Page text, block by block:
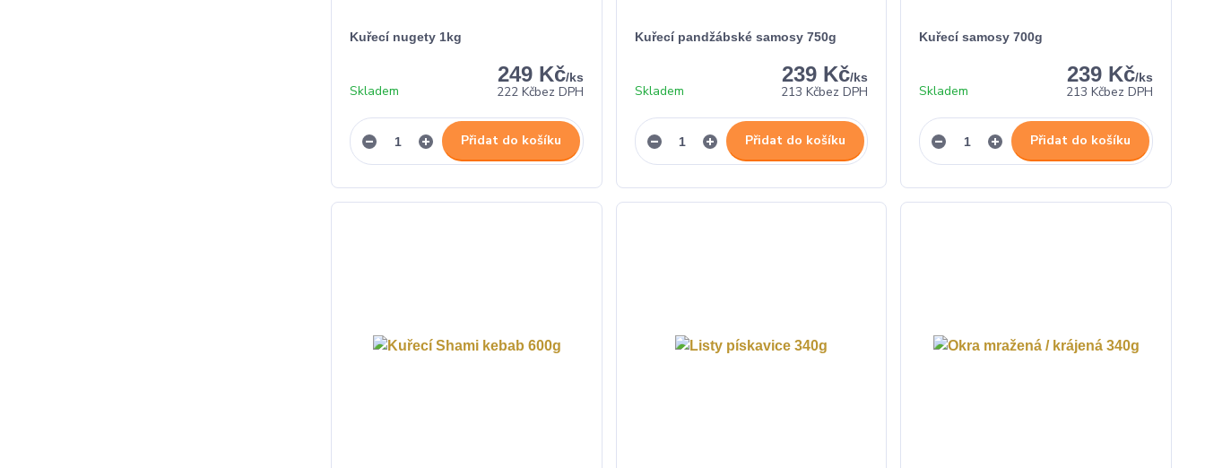
Kuřecí nugety 1kg
249 Kč/ks
222 Kčbez DPH
Skladem
Přidat do košíku
Kuřecí pandžábské samosy 750g
239 Kč/ks
213 Kčbez DPH
Skladem
Přidat do košíku
Kuřecí samosy 700g
239 Kč/ks
213 Kčbez DPH
Skladem
Přidat do košíku